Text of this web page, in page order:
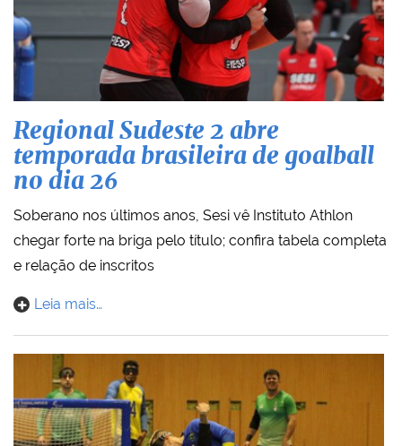
Regional Sudeste 2 abre
temporada brasileira de goalball
no dia 26
Soberano nos últimos anos, Sesi vê Instituto Athlon
chegar forte na briga pelo título; confira tabela completa
e relação de inscritos
Leia mais…